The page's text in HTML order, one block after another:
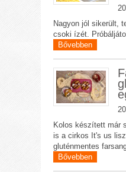
Nagyon jól sikerült,
csoki ízét.
Bővebben
Kolos készített már
is a cirkos It's us
gluténmentes
Bővebben